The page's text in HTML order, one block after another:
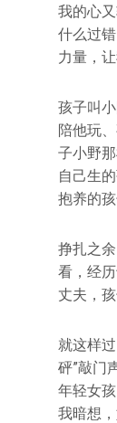
我的心
什么过
力量，
孩子叫
陪他玩
子小野
自己生
抱养的
挣扎之
看，经
丈夫，
就这样
砰”敲门
年轻女
我暗想